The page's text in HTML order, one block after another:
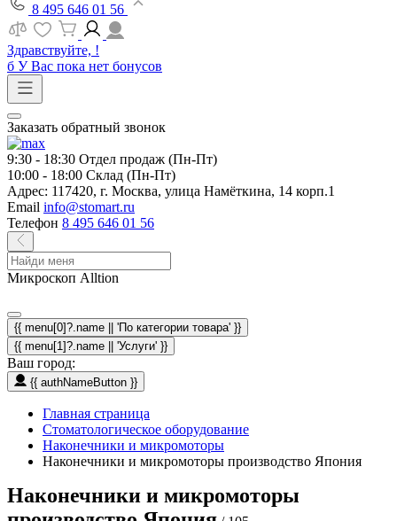
8 495 646 01 56
Здравствуйте, !
б У Вас пока нет бонусов
Заказать обратный звонок
9:30 - 18:30 Отдел продаж (Пн-Пт)
10:00 - 18:00 Склад (Пн-Пт)
Адрес: 117420, г. Москва, улица Намёткина, 14 корп.1
Email info@stomart.ru
Телефон 8 495 646 01 56
Микроскоп Alltion
{{ menu[0]?.name || 'По категории товара' }}
{{ menu[1]?.name || 'Услуги' }}
Ваш город:
{{ authNameButton }}
Главная страница
Стоматологическое оборудование
Наконечники и микромоторы
Наконечники и микромоторы производство Япония
Наконечники и микромоторы